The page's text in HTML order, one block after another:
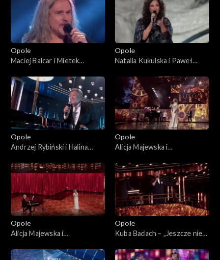
Koncert „Autobiografia.
Jubileusz Bogdana Olewicza”
Koncert „Autobiografia.
Jubileusz Bogdana Olewicza”
Opole
Maciej Balcar i Mietek
63. KFPP: Koncert
„Autobiografia. Jubileusz
Bogdana Olewicza”
Opole
Natalia Kukulska i Paweł
poproś do tańca”. 63. KFPP:
Koncert „Autobiografia.
Jubileusz Bogdana Olewicza”
Opole
Andrzej Rybiński i Halina
63. KFPP: Koncert
„Autobiografia. Jubileusz
Bogdana Olewicza”
Opole
Alicja Majewska i
przekór wszystkim będę
spać”. 63. KFPP: Koncert
„Autobiografia. Jubileusz
Bogdana Olewicza”
Opole
Alicja Majewska i
„Pamiętam Ciebie z tamtych
Opole
Kuba Badach – „Jeszcze nie
„Autobiografia. Jubileusz